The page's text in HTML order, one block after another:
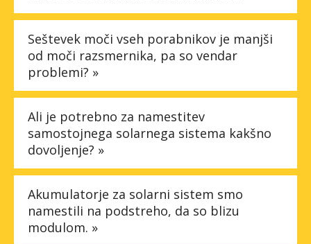
Seštevek moči vseh porabnikov je manjši
od moči razsmernika, pa so vendar
problemi? »
Ali je potrebno za namestitev
samostojnega solarnega sistema kakšno
dovoljenje? »
Akumulatorje za solarni sistem smo
namestili na podstreho, da so blizu
modulom. »